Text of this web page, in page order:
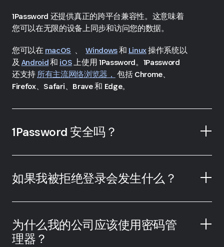
1Password 还提供真正的跨平台兼容性。这意味着
您可以在无限的设备上同步和访问您的数据。
您可以在 macOS 、 Windows和 Linux操作系统以
及 Android和 iOS上使用 1Password。1Password
还支持所有主流网络浏览器， 包括 Chrome、
Firefox、Safari、Brave 和 Edge。
1Password 安全吗？
性
如果我被拒绝登录会发生什么？
Kit
为什么我的公司应该使用密码管
理器？